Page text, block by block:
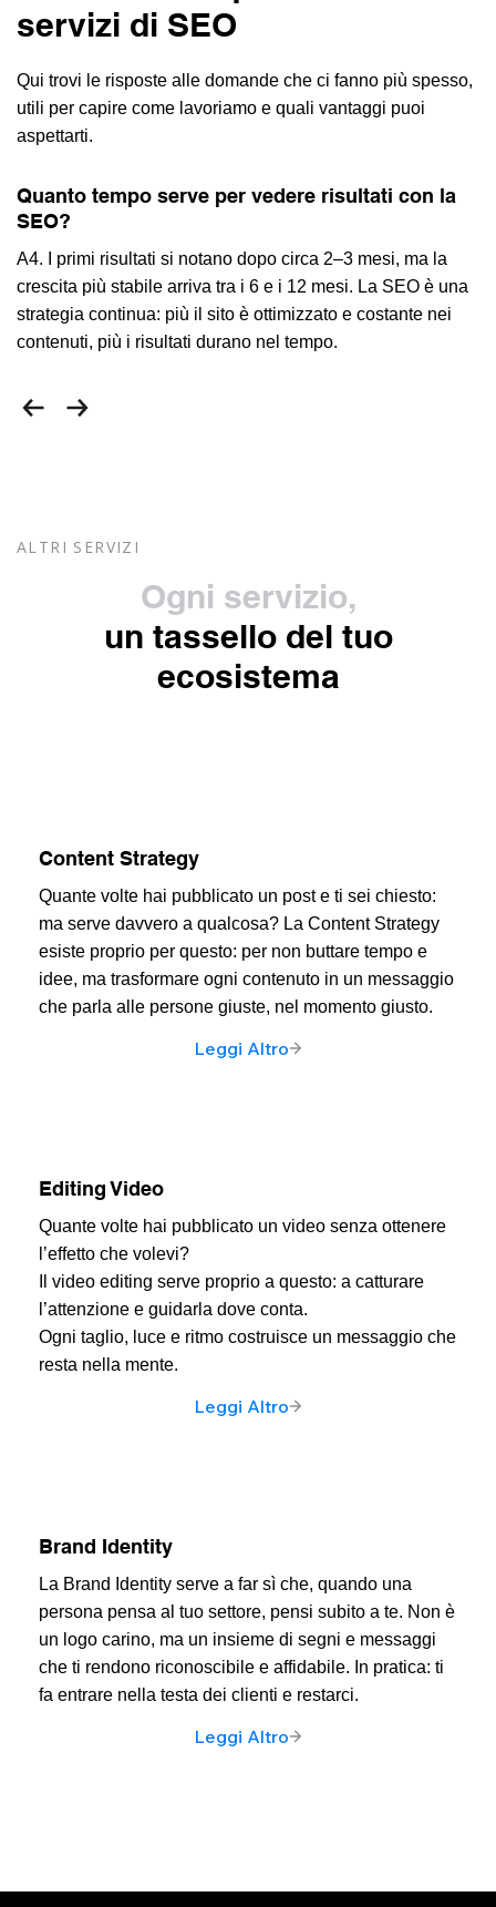
servizi di SEO
Qui trovi le risposte alle domande che ci fanno più spesso,
utili per capire come lavoriamo e quali vantaggi puoi
aspettarti.
Quanto tempo serve per vedere risultati con la
SEO?
A4. I primi risultati si notano dopo circa 2–3 mesi, ma la
crescita più stabile arriva tra i 6 e i 12 mesi. La SEO è una
strategia continua: più il sito è ottimizzato e costante nei
contenuti, più i risultati durano nel tempo.
ALTRI SERVIZI
Ogni servizio,
un tassello del tuo
ecosistema
Content Strategy
Quante volte hai pubblicato un post e ti sei chiesto:
ma serve davvero a qualcosa? La Content Strategy
esiste proprio per questo: per non buttare tempo e
idee, ma trasformare ogni contenuto in un messaggio
che parla alle persone giuste, nel momento giusto.
Leggi Altro
Editing Video
Quante volte hai pubblicato un video senza ottenere
l’effetto che volevi?
Il video editing serve proprio a questo: a catturare
l’attenzione e guidarla dove conta.
Ogni taglio, luce e ritmo costruisce un messaggio che
resta nella mente.
Leggi Altro
Brand Identity
La Brand Identity serve a far sì che, quando una
persona pensa al tuo settore, pensi subito a te. Non è
un logo carino, ma un insieme di segni e messaggi
che ti rendono riconoscibile e affidabile. In pratica: ti
fa entrare nella testa dei clienti e restarci.
Leggi Altro